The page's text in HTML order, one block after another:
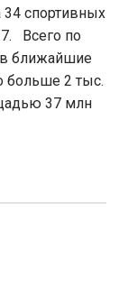
34 спортивных
Всего по
в ближайшие
больше 2 тыс.
37 млн